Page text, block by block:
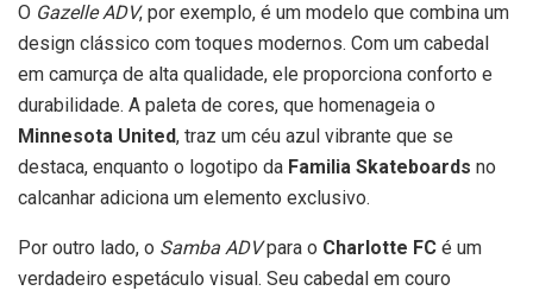
O Gazelle ADV, por exemplo, é um modelo que combina um
design clássico com toques modernos. Com um cabedal
em camurça de alta qualidade, ele proporciona conforto e
durabilidade. A paleta de cores, que homenageia o
Minnesota United, traz um céu azul vibrante que se
destaca, enquanto o logotipo da Familia Skateboards no
calcanhar adiciona um elemento exclusivo.
Por outro lado, o Samba ADVpara o Charlotte FC é um
verdadeiro espetáculo visual. Seu cabedal em couro